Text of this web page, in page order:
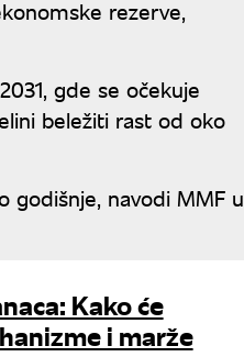
rezerve,
gde se očekuje
beležiti rast od oko
godišnje, navodi MMF u
Kako će
i marže